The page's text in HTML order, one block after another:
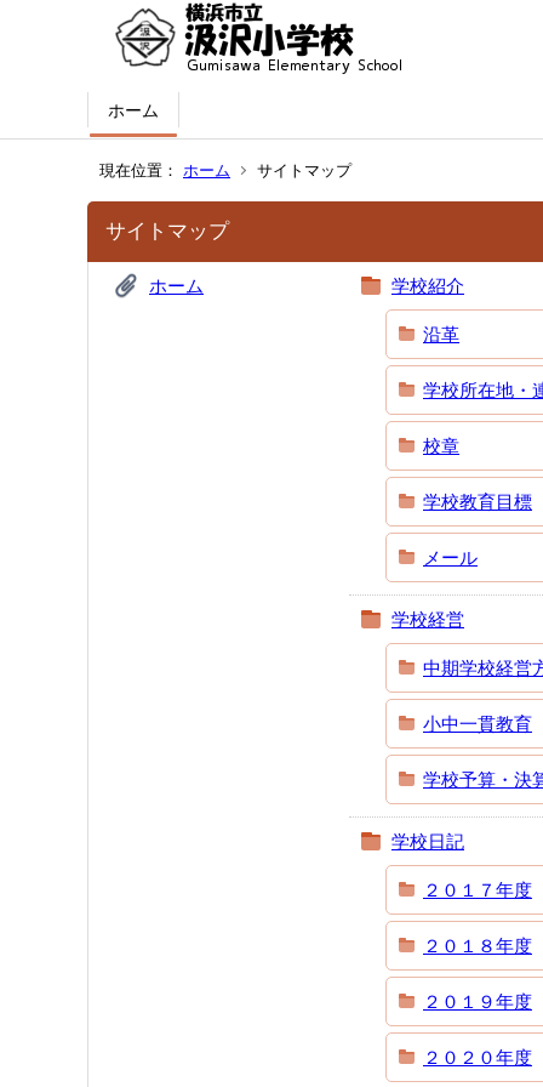
ホーム
現在位置： ホーム サイトマップ
サイトマップ
ホーム 学校紹介
沿革
学校所在地・
校章
学校教育目標
メール
学校経営
中期学校経営
小中一貫教育
学校予算・決
学校日記
２０１７年度
２０１８年度
２０１９年度
２０２０年度